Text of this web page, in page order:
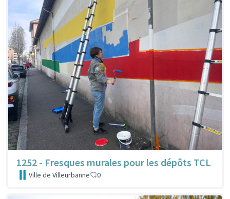
1252 - Fresques murales pour les dépôts TCL
Ville de Villeurbanne 0